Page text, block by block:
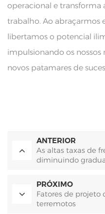
operacional e transforma
trabalho. Ao abraçarmos
libertamos o potencial
impulsionando os nossos
novos patamares de
ANTERIOR
As altas taxas de
diminuindo
PRÓXIMO
Fatores de projeto
terremotos